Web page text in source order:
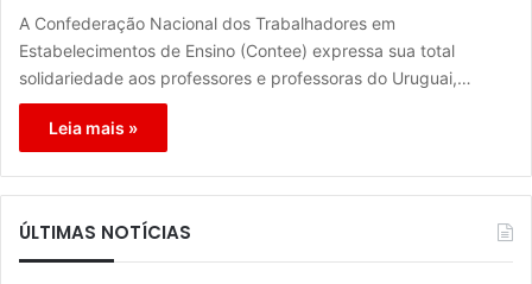
A Confederação Nacional dos Trabalhadores em
Estabelecimentos de Ensino (Contee) expressa sua total
solidariedade aos professores e professoras do Uruguai,…
Leia mais »
ÚLTIMAS NOTÍCIAS